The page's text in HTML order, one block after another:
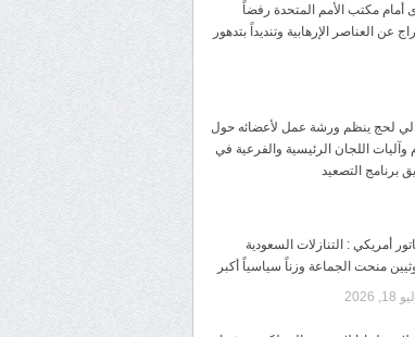
أمام مكتب الأمم المتحدة رفضاً
عن العناصر الإرهابية وتنديداً بتدهور
لحج ينظم ورشة عمل لأعضائه حول
وآليات اللجان الرئيسية والفرعية في
برنامج التصعيد
أمريكي : التنازلات السعودية
منحت الجماعة وزناً سياسياً أكبر
2026